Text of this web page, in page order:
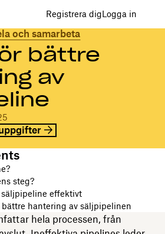
Registrera digLogga in
och samarbeta
bättre
av
steg?
effektivt
hantering av säljpipelinen
hela processen, från